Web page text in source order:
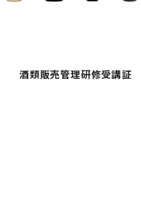
酒類販売管理研修受講証